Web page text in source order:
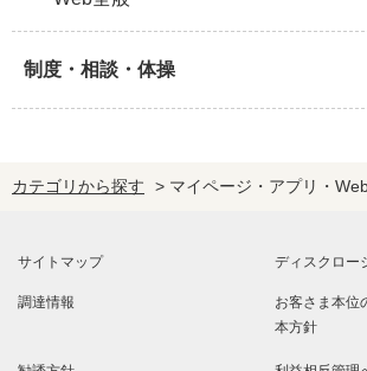
制度・相談・体操
カテゴリから探す > マイページ・アプリ・
サイトマップ ディスクロー
調達情報 お客さま本位
本方針